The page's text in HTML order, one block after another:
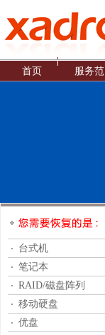
首页 服务范
台式机
笔记本
RAID/磁盘阵列
移动硬盘
优盘